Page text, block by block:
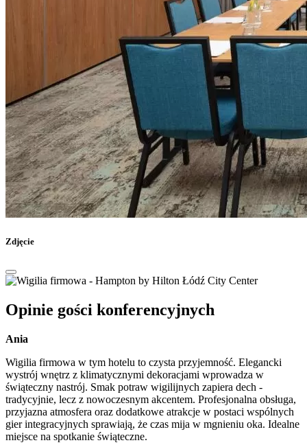
Zdjęcie
Opinie gości konferencyjnych
Ania
Wigilia firmowa w tym hotelu to czysta przyjemność. Elegancki
wystrój wnętrz z klimatycznymi dekoracjami wprowadza w
świąteczny nastrój. Smak potraw wigilijnych zapiera dech -
tradycyjnie, lecz z nowoczesnym akcentem. Profesjonalna obsługa,
przyjazna atmosfera oraz dodatkowe atrakcje w postaci wspólnych
gier integracyjnych sprawiają, że czas mija w mgnieniu oka. Idealne
miejsce na spotkanie świąteczne.